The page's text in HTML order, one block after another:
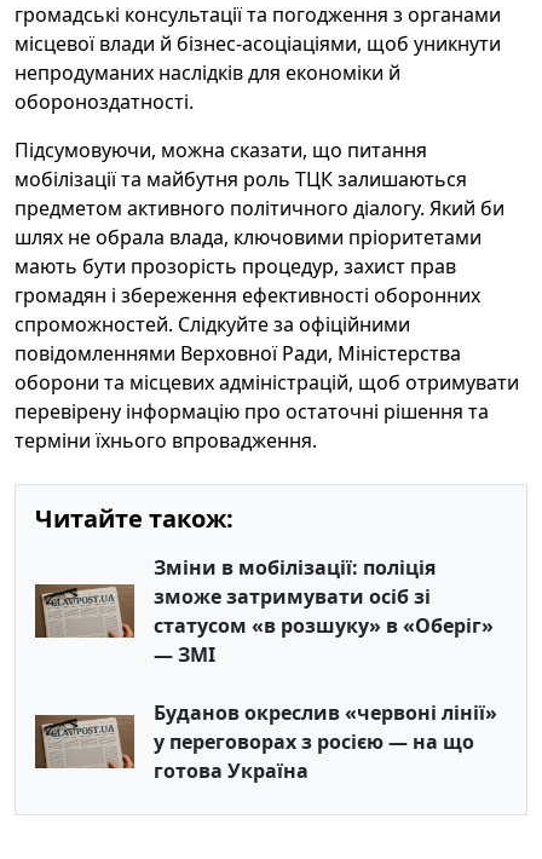
громадські консультації та погодження з органами
місцевої влади й бізнес-асоціаціями, щоб уникнути
непродуманих наслідків для економіки й
обороноздатності.
Підсумовуючи, можна сказати, що питання
мобілізації та майбутня роль ТЦК залишаються
предметом активного політичного діалогу. Який би
шлях не обрала влада, ключовими пріоритетами
мають бути прозорість процедур, захист прав
громадян і збереження ефективності оборонних
спроможностей. Слідкуйте за офіційними
повідомленнями Верховної Ради, Міністерства
оборони та місцевих адміністрацій, щоб отримувати
перевірену інформацію про остаточні рішення та
терміни їхнього впровадження.
Читайте також:
Зміни в мобілізації: поліція
зможе затримувати осіб зі
статусом «в розшуку» в «Оберіг»
— ЗМІ
Буданов окреслив «червоні лінії»
у переговорах з росією — на що
готова Україна